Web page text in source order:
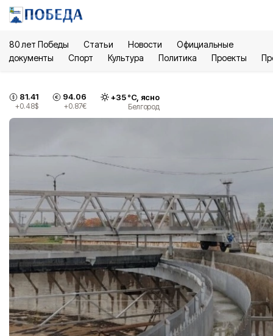
80 лет Победы Статьи Новости
Официальные
документы
Спорт Культура Политика Проекты
81.41
+0.48$
94.06
+0.87€
+35°С, ясно
Белгород